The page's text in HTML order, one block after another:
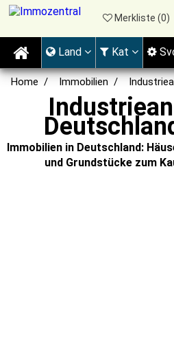
Home Immobilien
Immobilien in Deutschland:
und Grundstücke zum
Merkliste (0)
Land Kat